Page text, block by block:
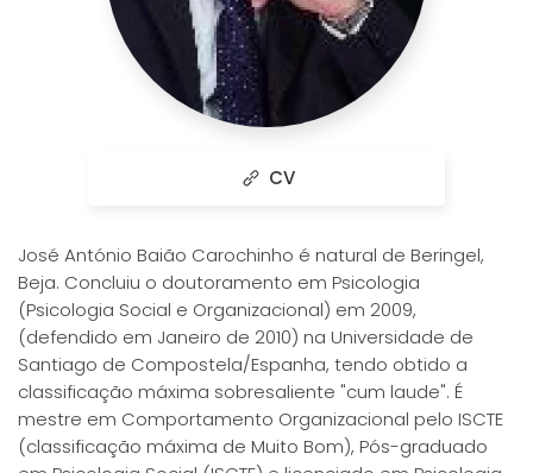
CV
José António Baião Carochinho é natural de Beringel,
Beja. Concluiu o doutoramento em Psicologia
(Psicologia Social e Organizacional) em 2009,
(defendido em Janeiro de 2010) na Universidade de
Santiago de Compostela/Espanha, tendo obtido a
classificação máxima sobresaliente "cum laude". É
mestre em Comportamento Organizacional pelo ISCTE
(classificação máxima de Muito Bom), Pós-graduado